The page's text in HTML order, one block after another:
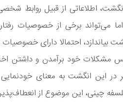
اطلاعاتی از قبیل روابط
می‌تواند برخی از خصوصیات
بیاندازد، احتمالا دارای
پس مشکلات خود برآمدن و داشتن
در این انگشت به معنای
چینی، این موضوع از